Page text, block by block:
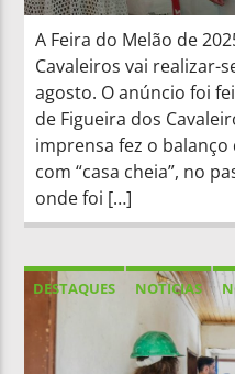
A Feira do Melão de
Cavaleiros vai realizar-
agosto. O anúncio foi
de Figueira dos
imprensa fez o
com “casa cheia”, no
onde foi […]
DESTAQUES NOTICIAS
NOTÍCIAS NACIONAIS